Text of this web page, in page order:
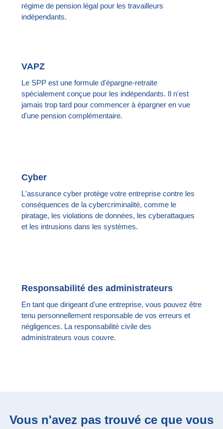
régime de pension légal pour les travailleurs
indépendants.
VAPZ
Le SPP est une formule d'épargne-retraite
spécialement conçue pour les indépendants. Il n'est
jamais trop tard pour commencer à épargner en vue
d'une pension complémentaire.
Cyber
L'assurance cyber protège votre entreprise contre les
conséquences de la cybercriminalité, comme le
piratage, les violations de données, les cyberattaques
et les intrusions dans les systèmes.
Responsabilité des administrateurs
En tant que dirigeant d'une entreprise, vous pouvez être
tenu personnellement responsable de vos erreurs et
négligences. La responsabilité civile des
administrateurs vous couvre.
Vous n'avez pas trouvé ce que vous